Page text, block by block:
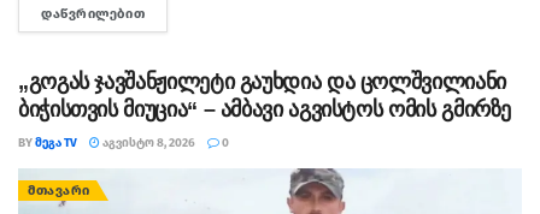
ერთ-ერთ ყველაზე გახმაურებულ სამედიცინო სკანდალად
ᲓᲐᲬᲕᲠᲘᲚᲔᲑᲘᲗ
„გოგას ჯავშანჟილეტი გაუხდია და ცოლშვილიანი
ბიჭისთვის მიუცია“ – ამბავი აგვისტოს ომის გმირზე
BYᲛᲔᲒᲐ TV ᲐᲒᲕᲘᲡᲢᲝ 8, 2026 0
ᲛᲗᲐᲕᲐᲠᲘ